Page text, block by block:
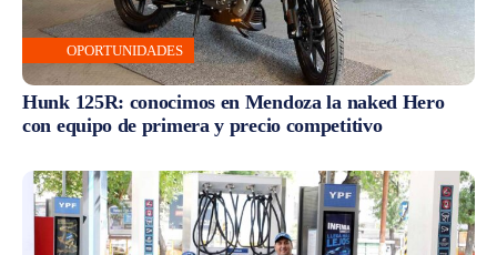
OPORTUNIDADES
Hunk 125R: conocimos en Mendoza la naked Hero
con equipo de primera y precio competitivo